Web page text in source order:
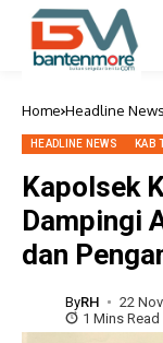
Home Headline News
HEADLINE NEWS KAB
Kapolsek
Dampingi
dan
ByRH
22
1 Mins Read